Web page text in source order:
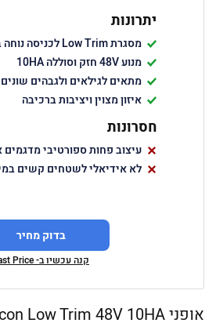
יתרונות
מסגרת Low Trim לכניסה נוחה במיוחד
מנוע 48V חזק וסוללה 10HA
מתאים לגילאים ולגבהים שונים
איזון מצוין ויציבות ברכיבה
חסרונות
עיצוב פחות ספורטיבי מדגמים
לא אידיאלי לשטחים קשים
בדוק מחיר
קנה עכשיו ב- Last Price